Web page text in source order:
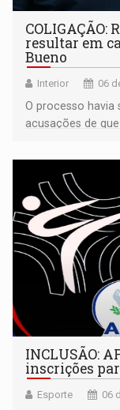
COLIGAÇÃO:
resultar em
Bueno
Interior 06
O processo havia
acusações de
INCLUSÃO:
inscrições
Esporte 06